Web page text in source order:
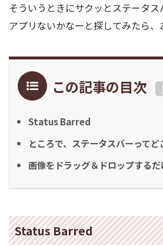
そういうときにサクッとステータ
アプリないかなーと探してみたら、
この記事の目次
Status Barred
ところで、ステータスバーってど
画像をドラッグ＆ドロップするだ
Status Barred